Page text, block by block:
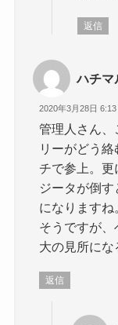
返信
ハチマ
2020年3月28日 6:13
管理人さん、
リーがどう
チで参上。更
ジータが倒
になります
そうですが
大の見所にな
返信